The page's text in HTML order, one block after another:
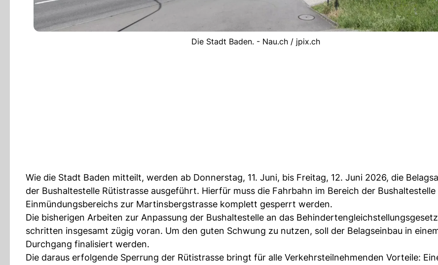
Die Stadt Baden. - Nau.ch / jpix.ch
Wie die Stadt Baden mitteilt, werden ab Donnerstag, 11. Juni, bis Freitag, 12. Juni 2026, die
der Bushaltestelle Rütistrasse ausgeführt. Hierfür muss die Fahrbahn im Bereich der
Einmündungsbereichs zur Martinsbergstrasse komplett gesperrt werden.
Die bisherigen Arbeiten zur Anpassung der Bushaltestelle an das
schritten insgesamt zügig voran. Um den guten Schwung zu nutzen, soll der Belagseinbau in
Durchgang finalisiert werden.
Die daraus erfolgende Sperrung der Rütistrasse bringt für alle Verkehrsteilnehmenden Vorteile: